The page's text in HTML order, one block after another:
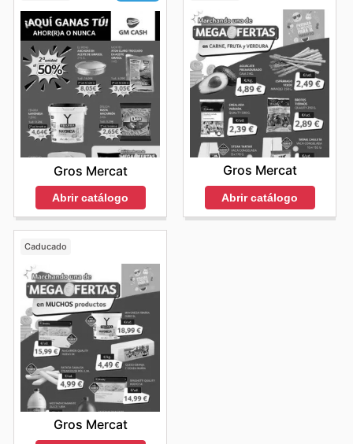
Gros Mercat
Abrir catálogo
Gros Mercat
Abrir catálogo
Caducado
Gros Mercat